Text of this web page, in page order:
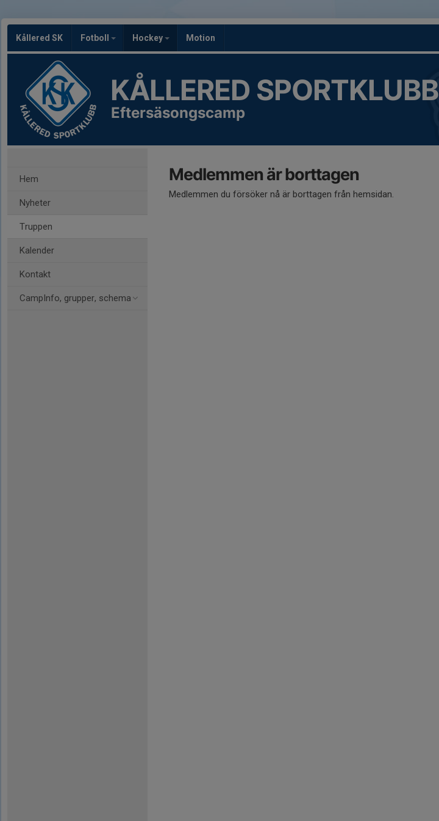
Kållered SK Fotboll Hockey Motion
KÅLLERED SPORTKLUBB
Eftersäsongscamp
Hem
Nyheter
Truppen
Kalender
Kontakt
CampInfo, grupper, schema
Medlemmen är borttagen
Medlemmen du försöker nå är borttagen från hemsidan.